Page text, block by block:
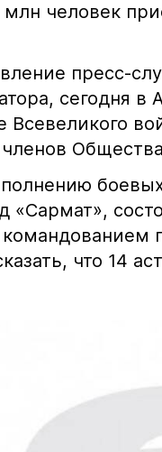
человек
пресс-
сегодня
членов
«Сармат»,
что 14